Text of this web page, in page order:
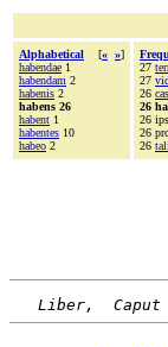
Alphabetical [« »]
habendae 1
habendam 2
habenis 2
habens 26
habent 1
habentes 10
habeo 2
27
27
26
26
26
26
26 tali
Liber,  Caput